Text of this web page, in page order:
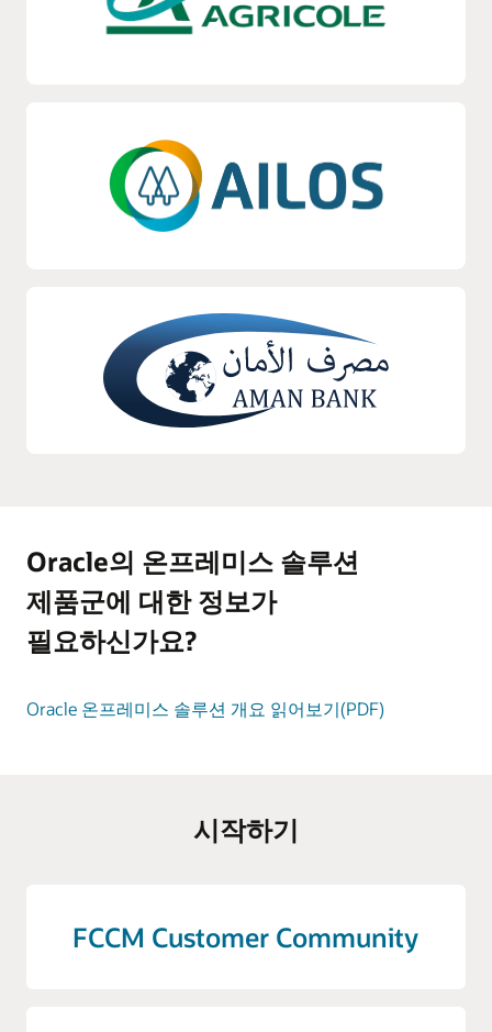
Oracle의 온프레미스 솔루션
제품군에 대한 정보가
필요하신가요?
Oracle 온프레미스 솔루션 개요 읽어보기(PDF)
시작하기
FCCM Customer Community